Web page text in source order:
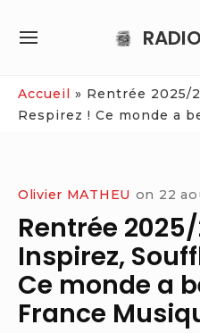
SITE
Accueil » Rentrée 2025/
Respirez ! Ce monde a
Olivier MATHEU on 22
Rentrée
Inspirez,
Ce monde a
France